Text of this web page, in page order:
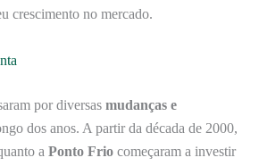
crescimento no mercado.
por diversas mudanças e
dos anos. A partir da década de 2000,
a Ponto Frio começaram a investir